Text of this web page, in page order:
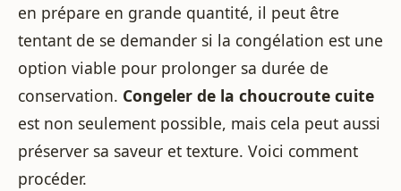
en prépare en grande quantité, il peut être
tentant de se demander si la congélation est une
option viable pour prolonger sa durée de
conservation. Congeler de la choucroute cuite
est non seulement possible, mais cela peut aussi
préserver sa saveur et texture. Voici comment
procéder.